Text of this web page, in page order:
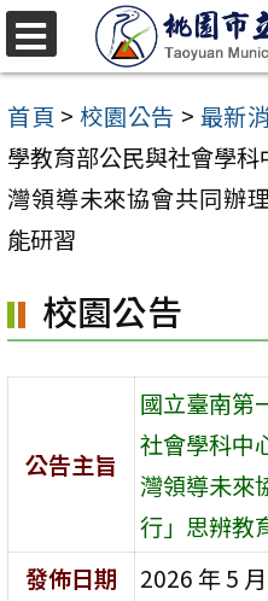
跳
至
主
要
內
容
首頁 > 校園公告 > 最新
學教育部公民與社會學
灣領導未來協會共同辦
能研習
校園公告
公告主旨
國立臺南第
社會學科中
灣領導未來
行」思辨教
發佈日期
2026 年 5
選
單